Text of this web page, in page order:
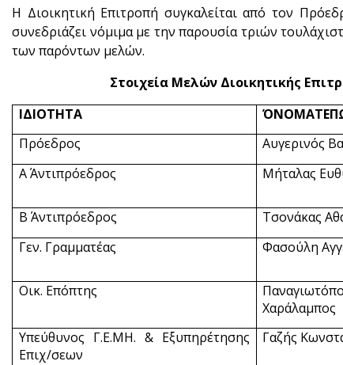
Η Διοικητική Επιτροπή συγκαλείται από τον
συνεδριάζει νόμιμα με την παρουσία τριών
των παρόντων μελών.
Στοιχεία Μελών Διοικητικής
ΙΔΙΟΤΗΤΑ
Πρόεδρος
Αυγερινός
Α΄ Αντιπρόεδρος
Μήταλας
Β΄ Αντιπρόεδρος Τσονάκας
Γεν. Γραμματέας
Φασούλη
Οικ. Επόπτης
Χαράλαμπος
Υπεύθυνος Γ.Ε.ΜΗ. & Εξυπηρέτησης
Επιχ/σεων
Γαζής